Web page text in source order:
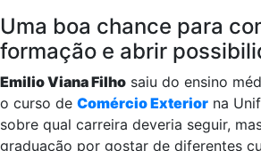
Uma boa chance para
formação e abrir
Emilio Viana Filho saiu do ensino
o curso de Comércio Exterior na
sobre qual carreira deveria seguir,
graduação por gostar de diferentes